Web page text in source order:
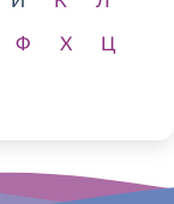
Ф Х Ц